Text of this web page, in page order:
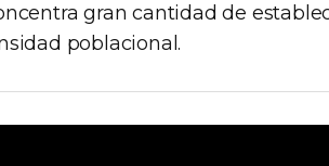
gran cantidad de
poblacional.